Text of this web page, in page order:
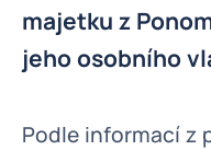
majetku z
jeho osobního
Podle informací z